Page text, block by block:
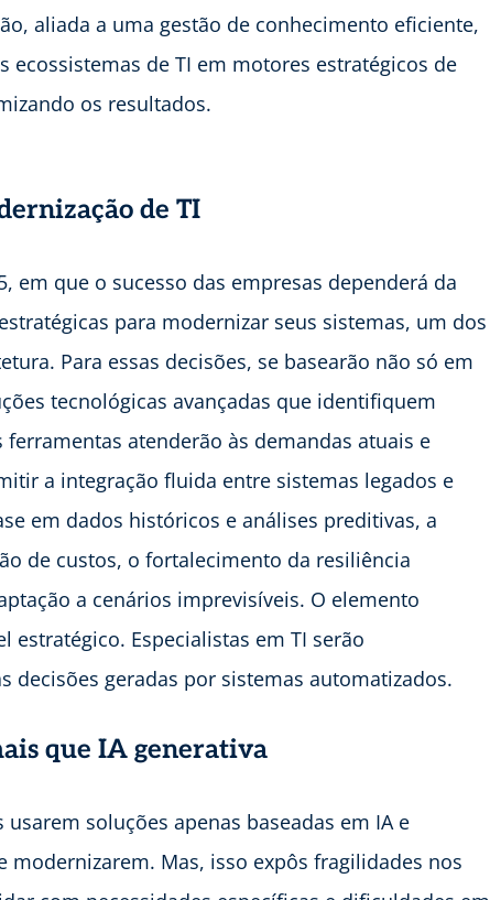
aliada a uma gestão de conhecimento eficiente,
de TI em motores estratégicos de
os resultados.
de TI
que o sucesso das empresas dependerá da
para modernizar seus sistemas, um dos
Para essas decisões, se basearão não só em
tecnológicas avançadas que identifiquem
atenderão às demandas atuais e
a integração fluida entre sistemas legados e
em dados históricos e análises preditivas, a
de custos, o fortalecimento da resiliência
a cenários imprevisíveis. O elemento
Especialistas em TI serão
decisões geradas por sistemas automatizados.
que IA generativa
soluções apenas baseadas em IA e
modernizarem. Mas, isso expôs fragilidades nos